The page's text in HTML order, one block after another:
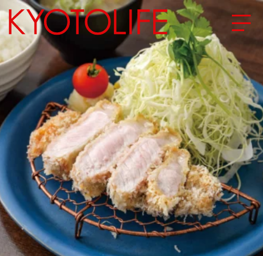
エリアから探す
地図から探す
カテゴリーから探す
SPECIAL
NEW OPEN
SERIES